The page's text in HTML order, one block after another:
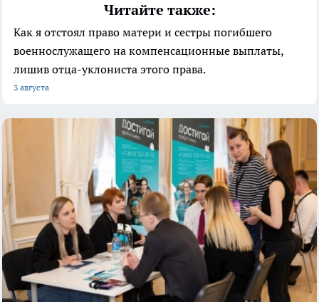
Читайте также:
Как я отстоял право матери и сестры погибшего
военнослужащего на компенсационные выплаты,
лишив отца-уклониста этого права.
3 августа